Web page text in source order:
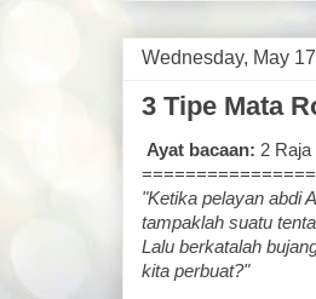
Wednesday, May
3 Tipe Mata
Ayat bacaan: 2 Raja
"Ketika pelayan abdi
tampaklah suatu
Lalu berkatalah
kita perbuat?"